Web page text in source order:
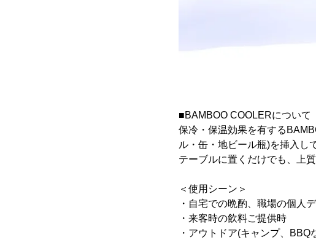
■BAMBOO COOLERについて
保冷・保温効果を有する
ル・缶・地ビール瓶)を挿入し
テーブルに置くだけでも、上
＜使用シーン＞
・自宅での晩酌、職場の個人
・来客時の飲料ご提供時
・アウトドア(キャンプ、BBQ